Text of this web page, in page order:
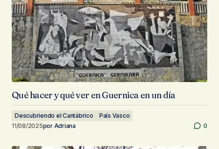
Qué hacer y qué ver en Guernica en un día
Descubriendo el Cantábrico
País Vasco
11/08/2025por Adriana 0